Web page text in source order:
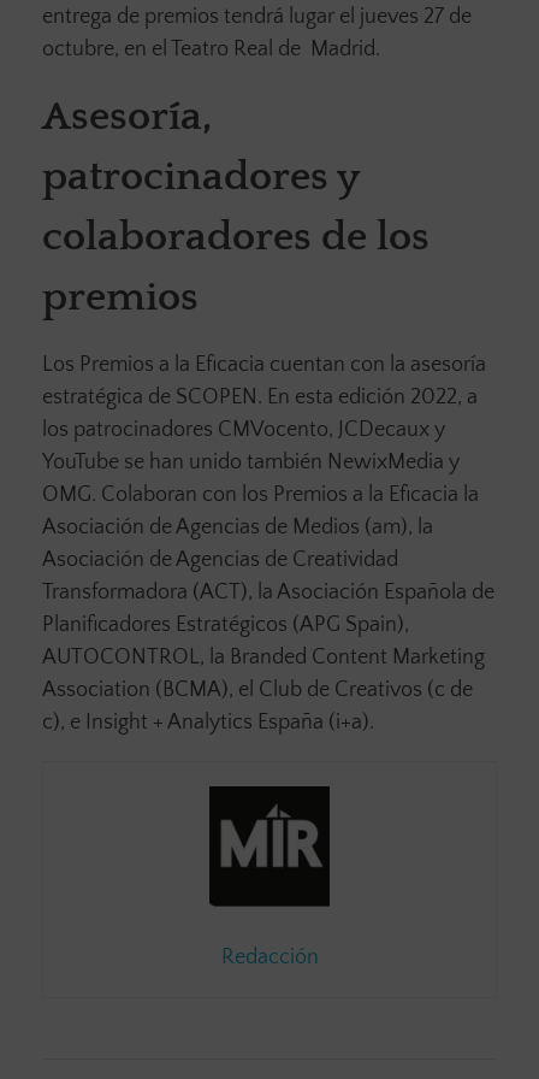
entrega de premios tendrá lugar el jueves 27 de
octubre, en el Teatro Real de Madrid.
Asesoría,
patrocinadores y
colaboradores de los
premios
Los Premios a la Eficacia cuentan con la asesoría
estratégica de SCOPEN. En esta edición 2022, a
los patrocinadores CMVocento, JCDecaux y
YouTube se han unido también NewixMedia y
OMG. Colaboran con los Premios a la Eficacia la
Asociación de Agencias de Medios (am), la
Asociación de Agencias de Creatividad
Transformadora (ACT), la Asociación Española de
Planificadores Estratégicos (APG Spain),
AUTOCONTROL, la Branded Content Marketing
Association (BCMA), el Club de Creativos (c de
c), e Insight + Analytics España (i+a).
Redacción